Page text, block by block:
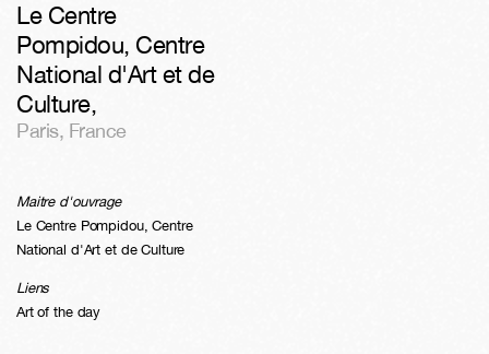
Le Centre
Pompidou, Centre
National d'Art et de
Culture,
Paris, France
Maitre d'ouvrage
Le Centre Pompidou, Centre
National d'Art et de Culture
Liens
Art of the day